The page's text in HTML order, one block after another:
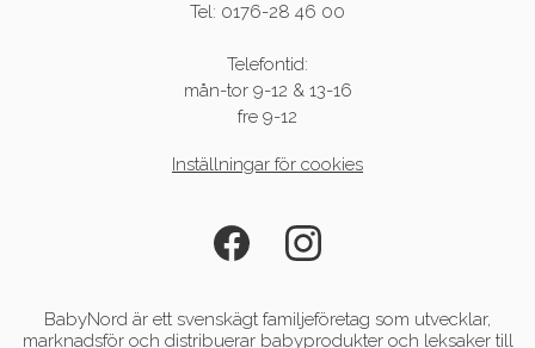
Tel: 0176-28 46 00
Telefontid:
mån-tor 9-12 & 13-16
fre 9-12
Inställningar för cookies
BabyNord är ett svenskägt familjeföretag som utvecklar,
marknadsför och distribuerar babyprodukter och leksaker till